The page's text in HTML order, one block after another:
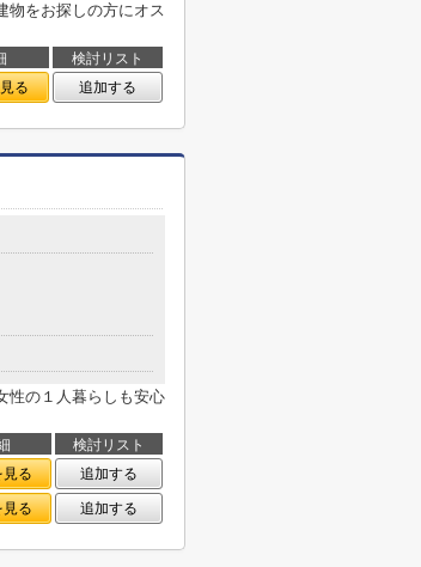
物をお探しの方にオス
検討リスト
る 追加する
性の１人暮らしも安心
検討リスト
見る
追加する
見る 追加する